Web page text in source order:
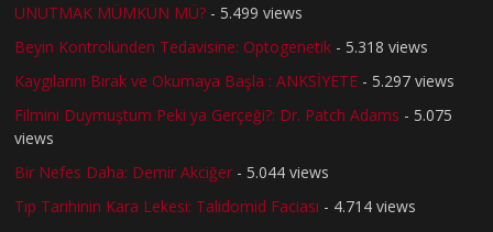
UNUTMAK MÜMKÜN MÜ? - 5.499 views
Beyin Kontrolünden Tedavisine: Optogenetik - 5.318 views
Kaygılarını Bırak ve Okumaya Başla : ANKSİYETE - 5.297 views
Filmini Duymuştum Peki ya Gerçeği?: Dr. Patch Adams - 5.075
views
Bir Nefes Daha: Demir Akciğer - 5.044 views
Tıp Tarihinin Kara Lekesi: Talidomid Faciası - 4.714 views